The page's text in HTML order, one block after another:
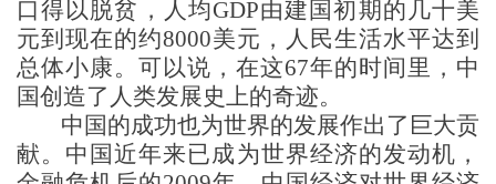
口得以脱贫，人均GDP由建国初期的几十美
元到现在的约8000美元，人民生活水平达到
总体小康。可以说，在这67年的时间里，中
国创造了人类发展史上的奇迹。
中国的成功也为世界的发展作出了巨大贡
献。中国近年来已成为世界经济的发动机，